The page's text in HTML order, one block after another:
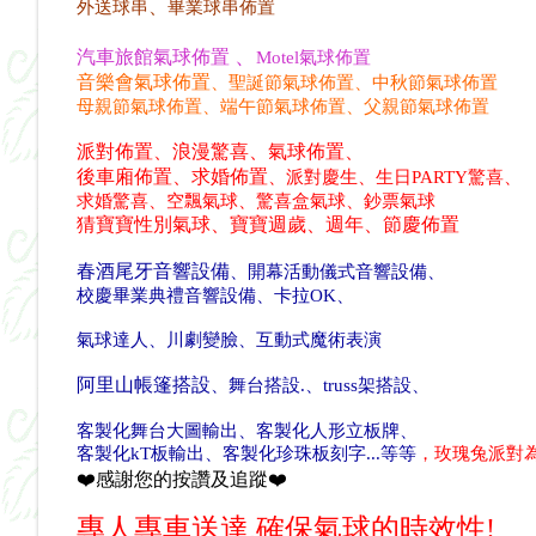
外送球串
畢業球串佈置
汽車旅館氣球佈置 、 Motel氣球佈置
音樂會氣球佈置 聖誕節氣球佈置 、中秋節氣球佈置
母親節氣球佈置 端午節氣球佈置 、父親節氣球佈置
派對佈置、浪漫驚喜、氣球佈置、
後車廂佈置、求婚佈置
派對慶生、生日PARTY驚喜、
求婚驚喜、空飄氣球、驚喜盒氣球、鈔票氣球
猜寶寶性別氣球、寶寶週歲、週年、節慶佈置
春酒尾牙音響設備 、開幕活動儀式音響設備
校慶畢業典禮音響設備 卡拉OK
氣球達人 、川劇變臉 、互動式魔術表演
阿里山帳篷搭設 、舞台搭設. 、truss架搭設
客製化舞台大圖輸出 客製化人形立板牌
客製化kT板輸出 客製化珍珠板刻字...等等 ，玫瑰兔派對
❤️感謝您的按讚及追蹤❤️
專人專車送達,確保氣球的時效性!